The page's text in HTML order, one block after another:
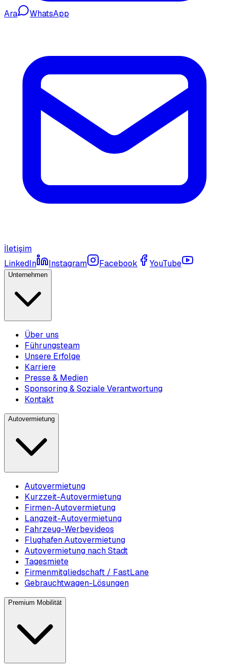
Ara WhatsApp
İletişim
LinkedIn
Instagram Facebook YouTube
Unternehmen
Über uns
Führungsteam
Unsere Erfolge
Karriere
Presse & Medien
Sponsoring & Soziale Verantwortung
Kontakt
Autovermietung
Autovermietung
Kurzzeit-Autovermietung
Firmen-Autovermietung
Langzeit-Autovermietung
Fahrzeug-Werbevideos
Flughafen Autovermietung
Autovermietung nach Stadt
Tagesmiete
Firmenmitgliedschaft / FastLane
Gebrauchtwagen-Lösungen
Premium Mobilität